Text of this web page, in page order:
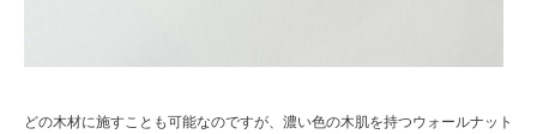
どの木材に施すことも可能なのですが、濃い色の木肌を持つウォールナット